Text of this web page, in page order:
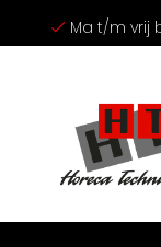
Ga
naar
Ma t/m vrij